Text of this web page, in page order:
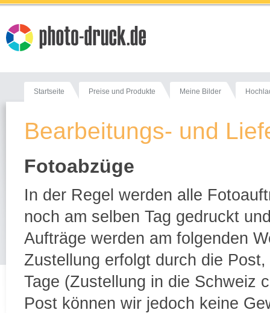
Startseite Preise und Produkte Meine Bilder
Bearbeitungs- und
Fotoabzüge
In der Regel werden alle
noch am selben Tag gedruckt
Aufträge werden am folgenden
Zustellung erfolgt durch die
Tage (Zustellung in die Schweiz
Post können wir jedoch keine